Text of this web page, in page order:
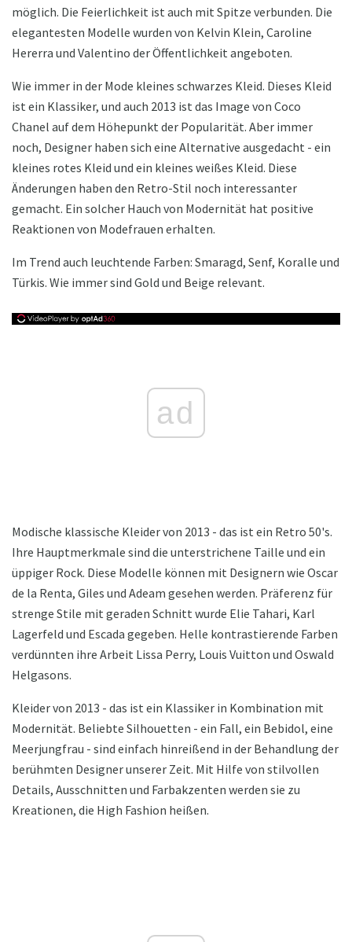
möglich. Die Feierlichkeit ist auch mit Spitze verbunden. Die
elegantesten Modelle wurden von Kelvin Klein, Caroline
Hererra und Valentino der Öffentlichkeit angeboten.
Wie immer in der Mode kleines schwarzes Kleid. Dieses Kleid
ist ein Klassiker, und auch 2013 ist das Image von Coco
Chanel auf dem Höhepunkt der Popularität. Aber immer
noch, Designer haben sich eine Alternative ausgedacht - ein
kleines rotes Kleid und ein kleines weißes Kleid. Diese
Änderungen haben den Retro-Stil noch interessanter
gemacht. Ein solcher Hauch von Modernität hat positive
Reaktionen von Modefrauen erhalten.
Im Trend auch leuchtende Farben: Smaragd, Senf, Koralle und
Türkis. Wie immer sind Gold und Beige relevant.
ad
Modische klassische Kleider von 2013 - das ist ein Retro 50's.
Ihre Hauptmerkmale sind die unterstrichene Taille und ein
üppiger Rock. Diese Modelle können mit Designern wie Oscar
de la Renta, Giles und Adeam gesehen werden. Präferenz für
strenge Stile mit geraden Schnitt wurde Elie Tahari, Karl
Lagerfeld und Escada gegeben. Helle kontrastierende Farben
verdünnten ihre Arbeit Lissa Perry, Louis Vuitton und Oswald
Helgasons.
Kleider von 2013 - das ist ein Klassiker in Kombination mit
Modernität. Beliebte Silhouetten - ein Fall, ein Bebidol, eine
Meerjungfrau - sind einfach hinreißend in der Behandlung der
berühmten Designer unserer Zeit. Mit Hilfe von stilvollen
Details, Ausschnitten und Farbakzenten werden sie zu
Kreationen, die High Fashion heißen.